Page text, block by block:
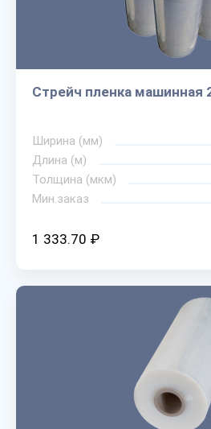
Стрейч пленка машинная
Ширина (мм)
Длина (м)
Толщина (мкм)
Мин.заказ
1 333.70 ₽